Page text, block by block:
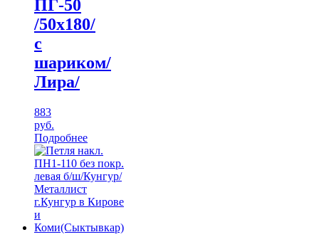
ПГ-50
/50х180/
с
шариком/
Лира/
883
руб.
Подробнее